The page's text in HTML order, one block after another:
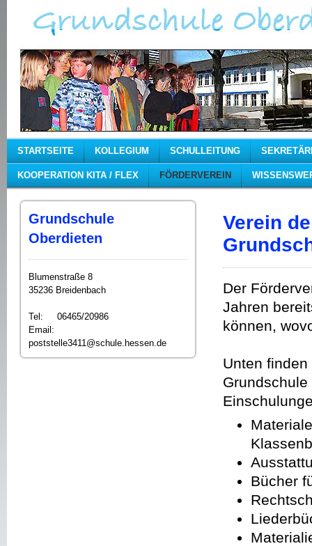
STARTSEITE KOLLEGIUM SCHULLEITUNG
KOOPERATION KITA / FLEX FÖRDERVEREIN
Grundschule
Oberdieten
Blumenstraße 8
35236 Breidenbach
Tel: 06465/20986
Email:
poststelle3411@schule.hessen.de
Verein
Der
Jahren
können,
Unten
Bücher